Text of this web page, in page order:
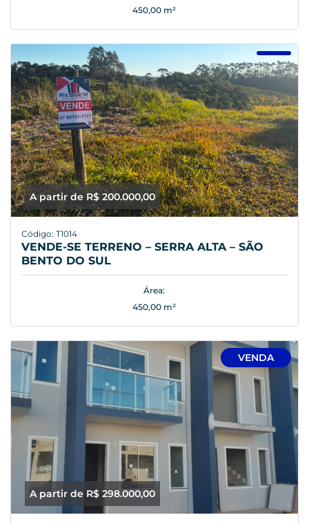
450,00 m²
A partir de R$ 200.000,00
Código: T1014
VENDE-SE TERRENO – SERRA ALTA – SÃO
BENTO DO SUL
Área:
450,00 m²
A partir de R$ 298.000,00
VENDA